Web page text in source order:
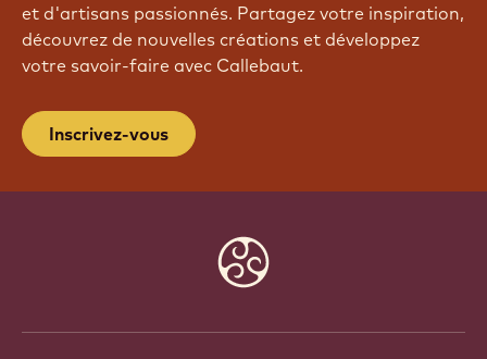
et d'artisans passionnés. Partagez votre inspiration,
découvrez de nouvelles créations et développez
votre savoir-faire avec Callebaut.
Inscrivez-vous